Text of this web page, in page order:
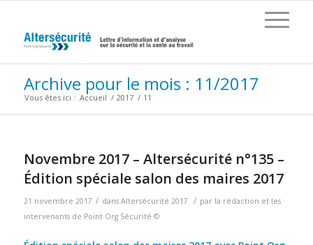
Archive pour le mois : 11/2017
Vous êtes ici : Accueil / 2017 / 11
Novembre 2017 – Altersécurité n°135 –
Édition spéciale salon des maires 2017
21 novembre 2017 / dans Altersécurité 2017 / par la rédaction et les
intervenants de Point Org Sécurité ©